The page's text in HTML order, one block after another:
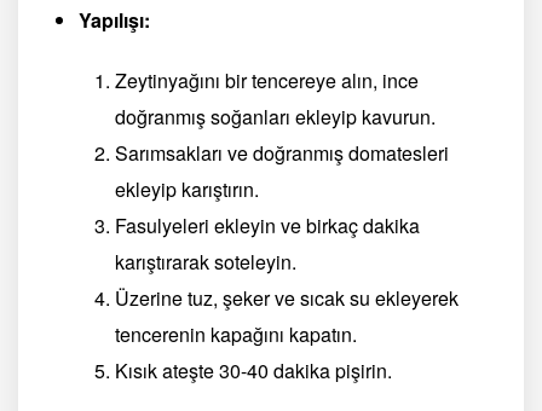
Yapılışı:
Zeytinyağını bir tencereye alın, ince
doğranmış soğanları ekleyip kavurun.
Sarımsakları ve doğranmış domatesleri
ekleyip karıştırın.
Fasulyeleri ekleyin ve birkaç dakika
karıştırarak soteleyin.
Üzerine tuz, şeker ve sıcak su ekleyerek
tencerenin kapağını kapatın.
Kısık ateşte 30-40 dakika pişirin.